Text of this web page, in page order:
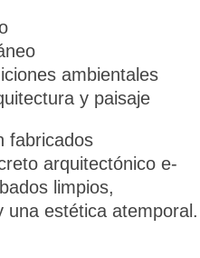
ambientales
y paisaje
fabricados
arquitectónico e-
limpios,
una estética atemporal.